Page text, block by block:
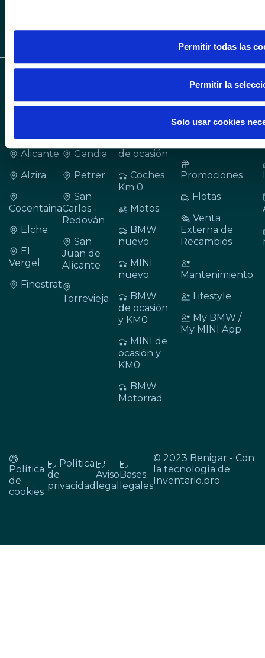
Permitir todas las
Permitir la
Solo usar cookies
MOTORRAD EN
Alicante
Alzira
Cocentaina
Elche
El
Vergel
Finestrat
Gandia
Petrer
San
Carlos -
Redován
San
Juan de
Alicante
Torrevieja
Coches
Coches
de ocasión
Coches
Km 0
Motos
BMW
nuevo
MINI
nuevo
BMW
de ocasión
y KM0
MINI de
ocasión y
KM0
BMW
Motorrad
SERVICIOS
Cita taller
y seguros
Promociones
Flotas
Venta
Externa de
Recambios
Mantenimiento
Lifestyle
My BMW /
My MINI App
Política
de
cookies
Política
de
privacidad
Aviso
legal
Bases
legales
© 2023 Benigar - Con
la tecnología de
Inventario.pro